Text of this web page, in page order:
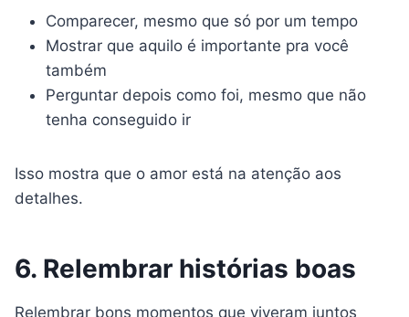
Comparecer, mesmo que só por um tempo
Mostrar que aquilo é importante pra você
também
Perguntar depois como foi, mesmo que não
tenha conseguido ir
Isso mostra que o amor está na atenção aos
detalhes.
6. Relembrar histórias boas
Relembrar bons momentos que viveram juntos